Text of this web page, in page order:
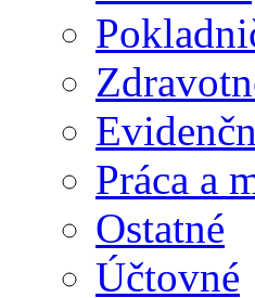
Práca a
Ostatné
Účtovné